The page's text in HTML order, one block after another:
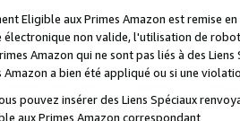
Eligible aux Primes Amazon est remise
non valide, l'utilisation de
Amazon qui ne sont pas liés à des
a bien été appliqué ou si une
pouvez insérer des Liens Spéciaux
aux Primes Amazon correspondant